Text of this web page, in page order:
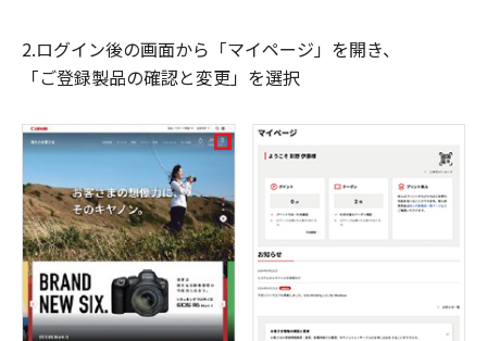
2.ログイン後の画面から「マイページ」を開き、
「ご登録製品の確認と変更」を選択